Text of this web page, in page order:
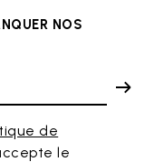
NOS
de
le